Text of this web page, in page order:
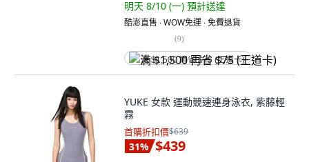
明天 8/10 (一) 預計送達
酷澎直售 ∙ WOW免運 ∙ 免費退貨
(9)
满 $1,500 再省 $75 (王道卡)
YUKE 女款 運動競速連身泳衣, 紫藤輕
霧
首購折扣價$639
31% $439